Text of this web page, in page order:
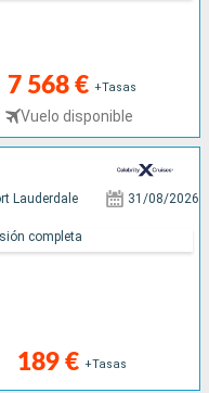
7 568 € +Tasas
Vuelo disponible
Lauderdale 31/08/2026
189 € +Tasas
completa